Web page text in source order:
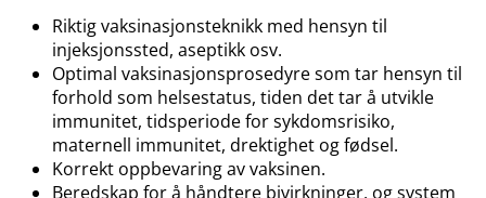
Riktig vaksinasjonsteknikk med hensyn til
injeksjonssted, aseptikk osv.
Optimal vaksinasjonsprosedyre som tar hensyn til
forhold som helsestatus, tiden det tar å utvikle
immunitet, tidsperiode for sykdomsrisiko,
maternell immunitet, drektighet og fødsel.
Korrekt oppbevaring av vaksinen.
Beredskap for å håndtere bivirkninger, og system